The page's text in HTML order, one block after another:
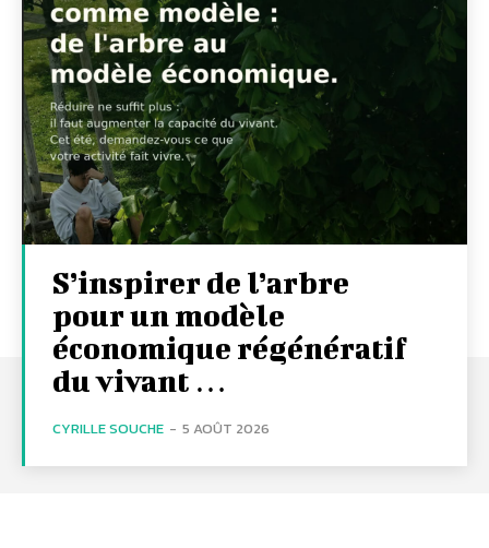
S’inspirer de l’arbre
pour un modèle
économique régénératif
du vivant …
CYRILLE SOUCHE - 5 AOÛT 2026